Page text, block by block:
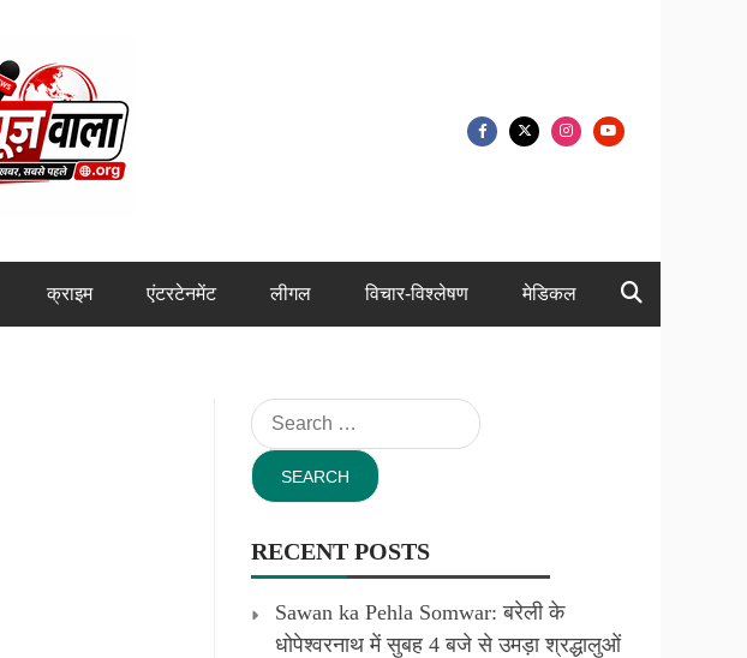
क्राइम एंटरटेनमेंट लीगल विचार-विश्लेषण मेडिकल
Search
for:
RECENT POSTS
Sawan ka Pehla Somwar: बरेली के
धोपेश्वरनाथ में सुबह 4 बजे से उमड़ा श्रद्धालुओं